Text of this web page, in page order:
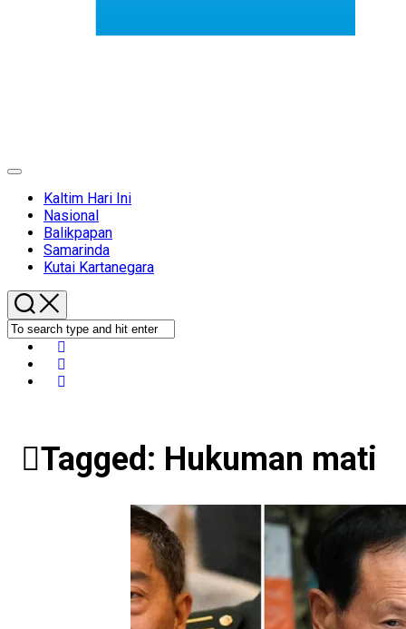
Expand
Kaltim Hari Ini
Nasional
Balikpapan
Samarinda
Kutai Kartanegara
Tagged: Hukuman mati